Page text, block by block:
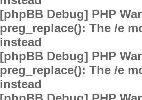
[phpBB Debug] PHP
preg_replace(): The /e
instead
[phpBB Debug] PHP
preg_replace(): The /e
instead